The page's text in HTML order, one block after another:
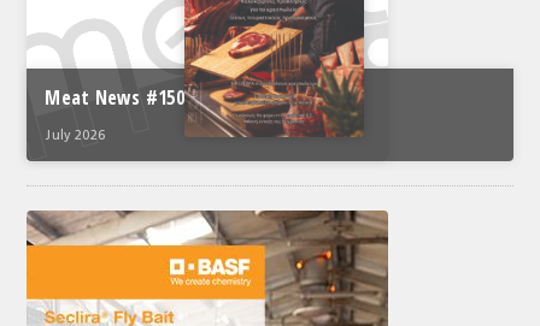
Meat News #150
July 2026